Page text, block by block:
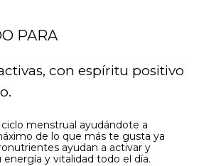
PARA
con espíritu positivo
menstrual ayudándote a
de lo que más te gusta ya
ayudan a activar y
y vitalidad todo el día.